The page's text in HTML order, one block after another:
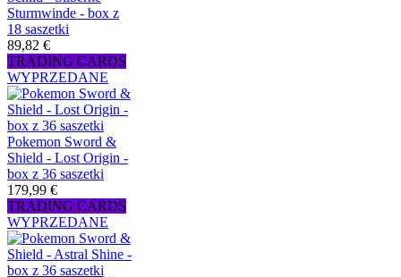
Sturmwinde - box z
18 saszetki
89,82 €
TRADING CARDS
WYPRZEDANE
Pokemon Sword &
Shield - Lost Origin -
box z 36 saszetki
179,99 €
TRADING CARDS
WYPRZEDANE